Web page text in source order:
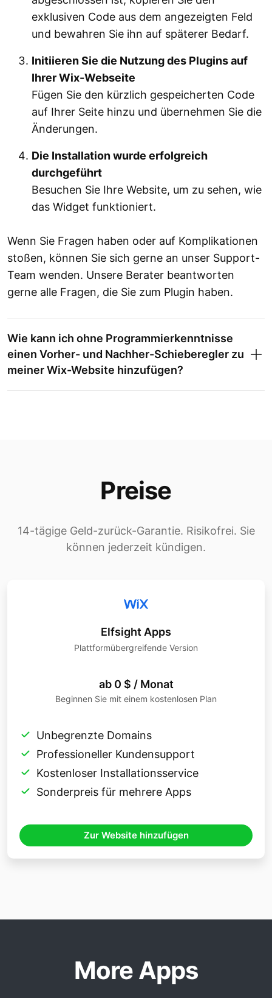
exklusiven Code aus dem angezeigten Feld
und bewahren Sie ihn auf späterer Bedarf.
Initiieren Sie die Nutzung des Plugins auf
Ihrer Wix-Webseite
Fügen Sie den kürzlich gespeicherten Code
auf Ihrer Seite hinzu und übernehmen Sie die
Änderungen.
Die Installation wurde erfolgreich
durchgeführt
Besuchen Sie Ihre Website, um zu sehen, wie
das Widget funktioniert.
Wenn Sie Fragen haben oder auf Komplikationen
stoßen, können Sie sich gerne an unser Support-
Team wenden. Unsere Berater beantworten
gerne alle Fragen, die Sie zum Plugin haben.
Wie kann ich ohne Programmierkenntnisse
einen Vorher- und Nachher-Schieberegler zu
meiner Wix-Website hinzufügen?
Preise
14-tägige Geld-zurück-Garantie. Risikofrei. Sie
können jederzeit kündigen.
Elfsight Apps
Plattformübergreifende Version
ab 0 $ / Monat
Beginnen Sie mit einem kostenlosen Plan
Unbegrenzte Domains
Professioneller Kundensupport
Kostenloser Installationsservice
Sonderpreis für mehrere Apps
Zur Website hinzufügen
More Apps